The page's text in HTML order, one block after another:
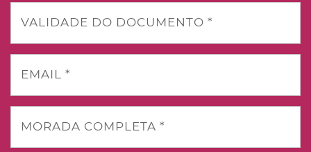
VALIDADE DO DOCUMENTO *
EMAIL *
MORADA COMPLETA *